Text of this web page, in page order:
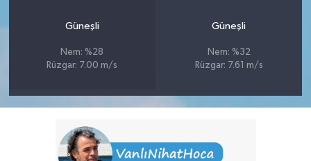
Güneşli
Nem: %28
Rüzgar: 7.00 m/s
Güneşli
Nem: %32
Rüzgar: 7.61 m/s